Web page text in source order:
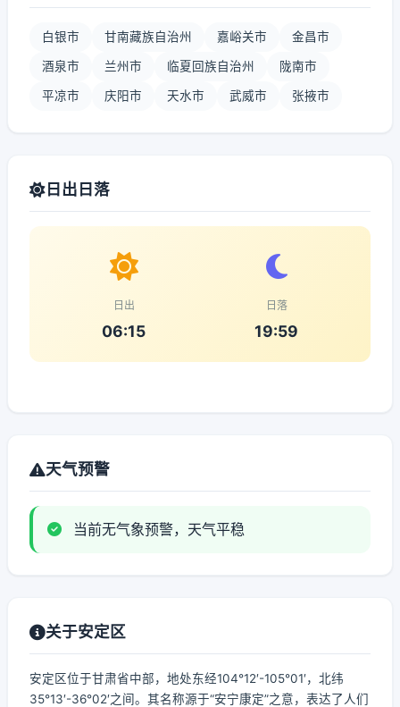
白银市 甘南藏族自治州 嘉峪关市 金昌市
酒泉市 兰州市 临夏回族自治州 陇南市
平凉市 庆阳市 天水市 武威市 张掖市
日出日落
日出
06:15
日落
19:59
天气预警
当前无气象预警，天气平稳
关于安定区
安定区位于甘肃省中部，地处东经104°12′-105°01′，北纬
35°13′-36°02′之间。其名称源于“安宁康定”之意，表达了人们